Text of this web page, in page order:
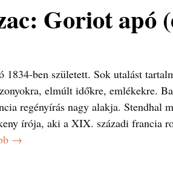
Goriot apó
1834-ben született. Sok utalást
elmúlt időkre, emlékekre.
regényírás nagy alakja. Stendhal
írója, aki a XIX. századi francia
→